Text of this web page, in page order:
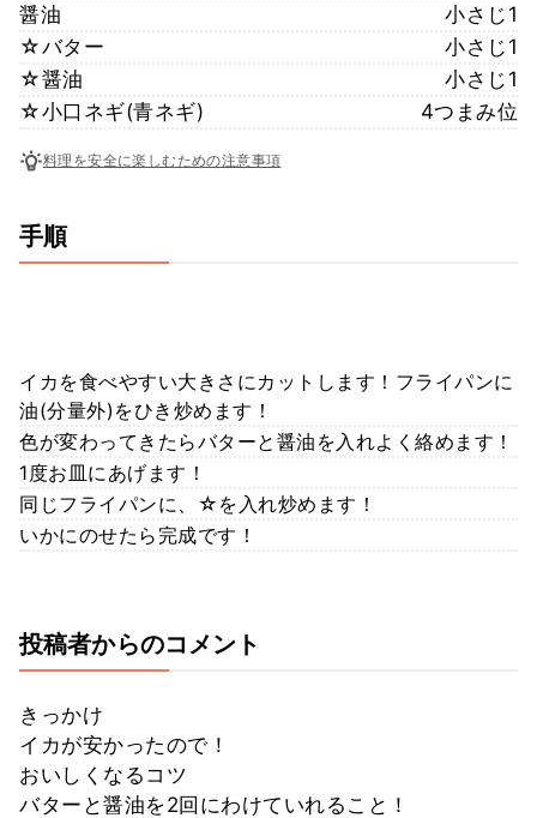
醤油
小さじ1
☆バター
小さじ1
☆醤油
小さじ1
☆小口ネギ(青ネギ)
4つまみ位
料理を安全に楽しむための注意事項
手順
イカを食べやすい大きさにカットします！フライパンに
油(分量外)をひき炒めます！
色が変わってきたらバターと醤油を入れよく絡めます！
1度お皿にあげます！
同じフライパンに、☆を入れ炒めます！
いかにのせたら完成です！
投稿者からのコメント
きっかけ
イカが安かったので！
おいしくなるコツ
バターと醤油を2回にわけていれること！